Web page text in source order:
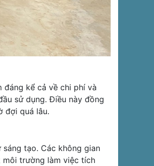
đáng kể cả về chi phí và
sử dụng. Điều này đồng
đợi quá lâu.
tạo. Các không gian
trường làm việc tích